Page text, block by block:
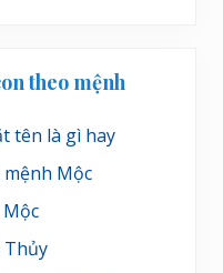
theo mệnh
tên là gì hay
Mộc
Thủy